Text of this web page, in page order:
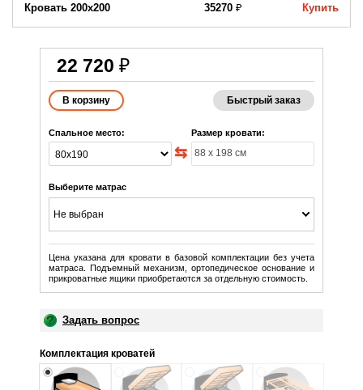
Кровать 200х200 35270 ₽ Купить
22 720 ₽
Быстрый заказ
Спальное место: Размер кровати:
Выберите матрас
Не выбран
Цена указана для кровати в базовой комплектации без учета
матраса. Подъемный механизм, ортопедическое основание и
прикроватные ящики приобретаются за отдельную стоимость.
Задать вопрос
Комплектация кроватей